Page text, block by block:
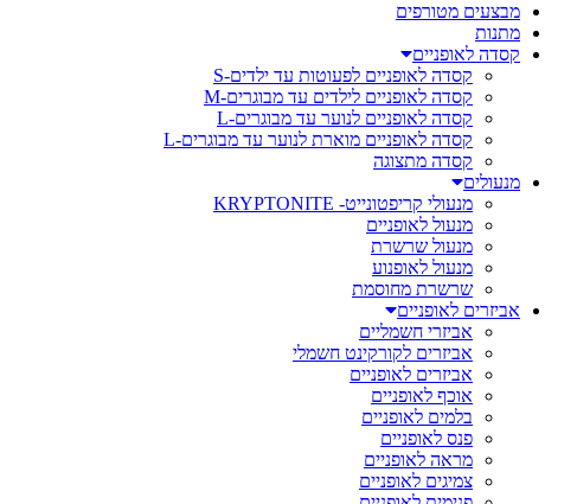
מבצעים מטורפים
מתנות
קסדה לאופניים
קסדה לאופניים לפעוטות עד ילדים-S
קסדה לאופניים לילדים עד מבוגרים-M
קסדה לאופניים לנוער עד מבוגרים-L
קסדה לאופניים מוארת לנוער עד מבוגרים-L
קסדה מתצוגה
מנעולים
מנעולי קריפטונייט- KRYPTONITE
מנעול לאופניים
מנעול שרשרת
מנעול לאופנוע
שרשרת מחוסמת
אביזרים לאופניים
אביזרי חשמליים
אביזרים לקורקינט חשמלי
אביזרים לאופניים
אוכף לאופניים
בלמים לאופניים
פנס לאופניים
מראה לאופניים
צמיגים לאופניים